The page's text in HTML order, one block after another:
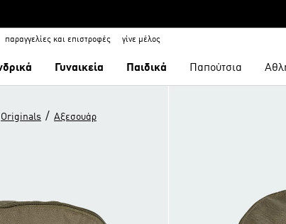
παραγγελίες και επιστροφές γίνε μέλος
Γυναικεία Παιδικά Παπούτσια
Originals / Αξεσουάρ